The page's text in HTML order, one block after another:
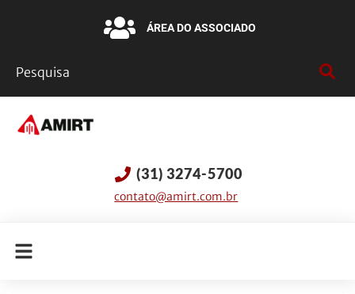
ÁREA DO ASSOCIADO
(31) 3274-5700
contato@amirt.com.br